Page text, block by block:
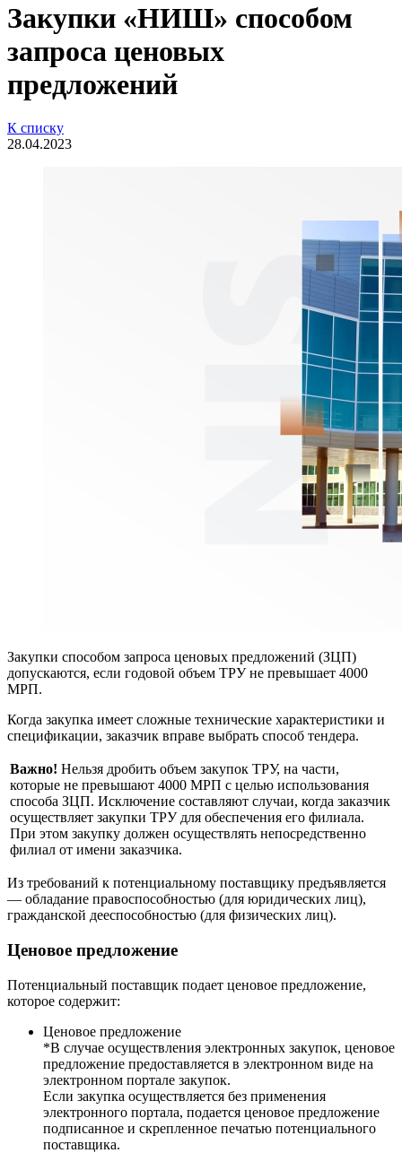
Закупки «НИШ» способом
запроса ценовых
предложений
К списку
28.04.2023
Закупки способом запроса ценовых предложений (ЗЦП)
допускаются, если годовой объем ТРУ не превышает 4000
МРП.
Когда закупка имеет сложные технические характеристики и
спецификации, заказчик вправе выбрать способ тендера.
Важно! Нельзя дробить объем закупок ТРУ, на части,
которые не превышают 4000 МРП с целью использования
способа ЗЦП. Исключение составляют случаи, когда заказчик
осуществляет закупки ТРУ для обеспечения его филиала.
При этом закупку должен осуществлять непосредственно
филиал от имени заказчика.
Из требований к потенциальному поставщику предъявляется
— обладание правоспособностью (для юридических лиц),
гражданской дееспособностью (для физических лиц).
Ценовое предложение
Потенциальный поставщик подает ценовое предложение,
которое содержит:
Ценовое предложение
*В случае осуществления электронных закупок, ценовое
предложение предоставляется в электронном виде на
электронном портале закупок.
Если закупка осуществляется без применения
электронного портала, подается ценовое предложение
подписанное и скрепленное печатью потенциального
поставщика.